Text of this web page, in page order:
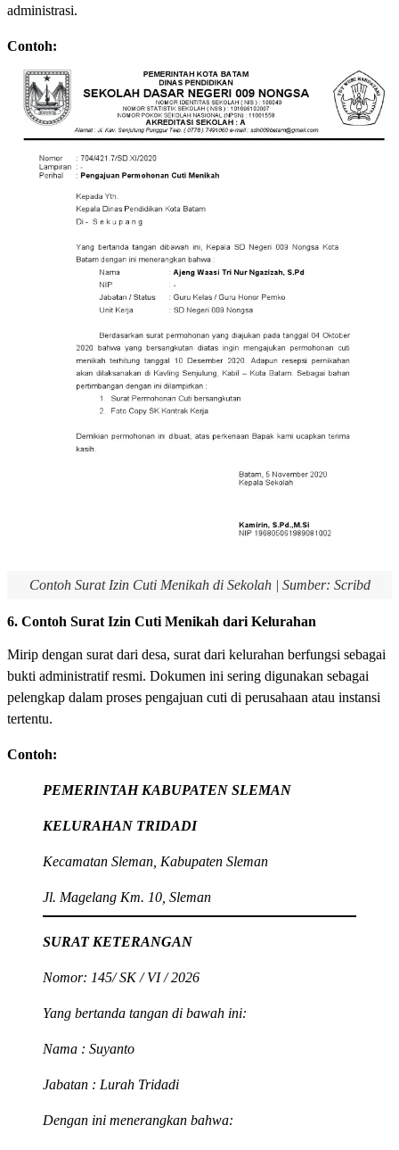
administrasi.
Contoh:
Contoh Surat Izin Cuti Menikah di Sekolah | Sumber: Scribd
6. Contoh Surat Izin Cuti Menikah dari Kelurahan
Mirip dengan surat dari desa, surat dari kelurahan berfungsi sebagai
bukti administratif resmi. Dokumen ini sering digunakan sebagai
pelengkap dalam proses pengajuan cuti di perusahaan atau instansi
tertentu.
Contoh:
PEMERINTAH KABUPATEN SLEMAN
KELURAHAN TRIDADI
Kecamatan Sleman, Kabupaten Sleman
Jl. Magelang Km. 10, Sleman
SURAT KETERANGAN
Nomor: 145/ SK / VI / 2026
Yang bertanda tangan di bawah ini:
Nama : Suyanto
Jabatan : Lurah Tridadi
Dengan ini menerangkan bahwa: